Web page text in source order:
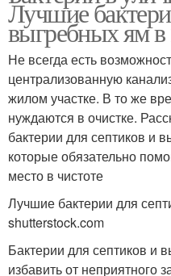
Лучшие
выгребных ям в
Не всегда есть
централизованную
жилом участке. В то же
нуждаются в очистке.
бактерии для септиков и
которые обязательно
место в чистоте
Лучшие бактерии для
shutterstock.com
Бактерии для септиков и
избавить от неприятного